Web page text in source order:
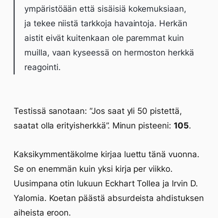
ympäristöään että sisäisiä kokemuksiaan,
ja tekee niistä tarkkoja havaintoja. Herkän
aistit eivät kuitenkaan ole paremmat kuin
muilla, vaan kyseessä on hermoston herkkä
reagointi.
Testissä sanotaan: ”Jos saat yli 50 pistettä,
saatat olla erityisherkkä”. Minun pisteeni: 105.
Kaksikymmentäkolme kirjaa luettu tänä vuonna.
Se on enemmän kuin yksi kirja per viikko.
Uusimpana otin lukuun Eckhart Tollea ja Irvin D.
Yalomia. Koetan päästä absurdeista ahdistuksen
aiheista eroon.